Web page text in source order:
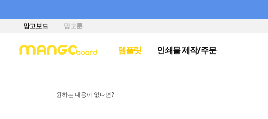
망고보드 망고툰
템플릿 인쇄물 제작/주문
원하는 내용이 없다면?